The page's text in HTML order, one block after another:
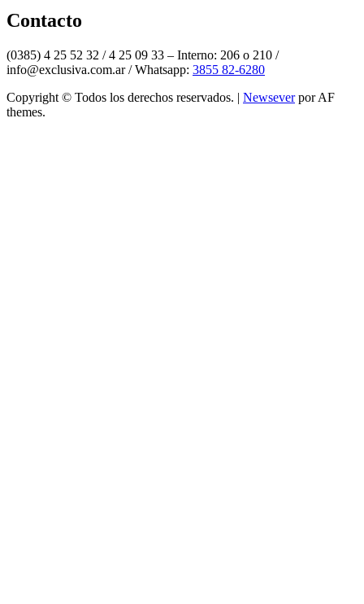
Contacto
(0385) 4 25 52 32 / 4 25 09 33 – Interno: 206 o 210 /
info@exclusiva.com.ar / Whatsapp: 3855 82-6280
Copyright © Todos los derechos reservados. | Newseverpor AF
themes.